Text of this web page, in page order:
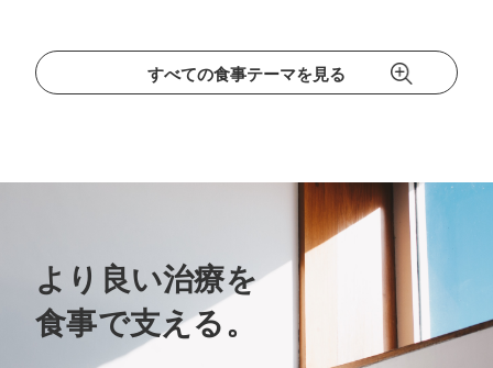
すべての食事テーマを見る
より良い治療を
食事で支える。